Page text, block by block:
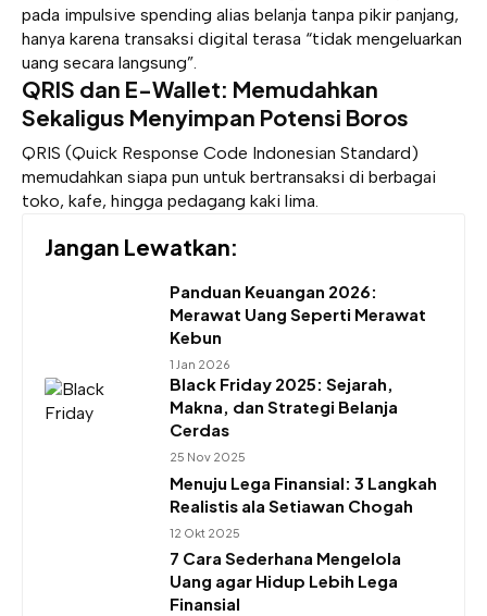
pada impulsive spending alias belanja tanpa pikir panjang,
hanya karena transaksi digital terasa “tidak mengeluarkan
uang secara langsung”.
QRIS dan E-Wallet: Memudahkan
Sekaligus Menyimpan Potensi Boros
QRIS (Quick Response Code Indonesian Standard)
memudahkan siapa pun untuk bertransaksi di berbagai
toko, kafe, hingga pedagang kaki lima.
Jangan Lewatkan:
Panduan Keuangan 2026:
Merawat Uang Seperti Merawat
Kebun
1 Jan 2026
Black Friday 2025: Sejarah,
Makna, dan Strategi Belanja
Cerdas
25 Nov 2025
Menuju Lega Finansial: 3 Langkah
Realistis ala Setiawan Chogah
12 Okt 2025
7 Cara Sederhana Mengelola
Uang agar Hidup Lebih Lega
Finansial